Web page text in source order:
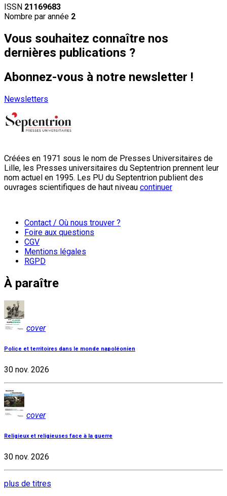
ISSN 21169683
Nombre par année 2
Vous souhaitez connaître nos
dernières publications ?
Abonnez-vous à notre newsletter !
Newsletters
Créées en 1971 sous le nom de Presses Universitaires de
Lille, les Presses universitaires du Septentrion prennent leur
nom actuel en 1995. Les PU du Septentrion publient des
ouvrages scientifiques de haut niveau continuer
Contact / Où nous trouver ?
Foire aux questions
CGV
Mentions légales
RGPD
À paraître
cover
Police et territoires dans le monde napoléonien
30 nov. 2026
cover
Religieux et religieuses face à la guerre
30 nov. 2026
plus de titres